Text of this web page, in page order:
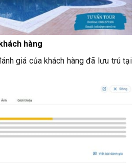
hàng
giá của khách hàng đã lưu trú tại